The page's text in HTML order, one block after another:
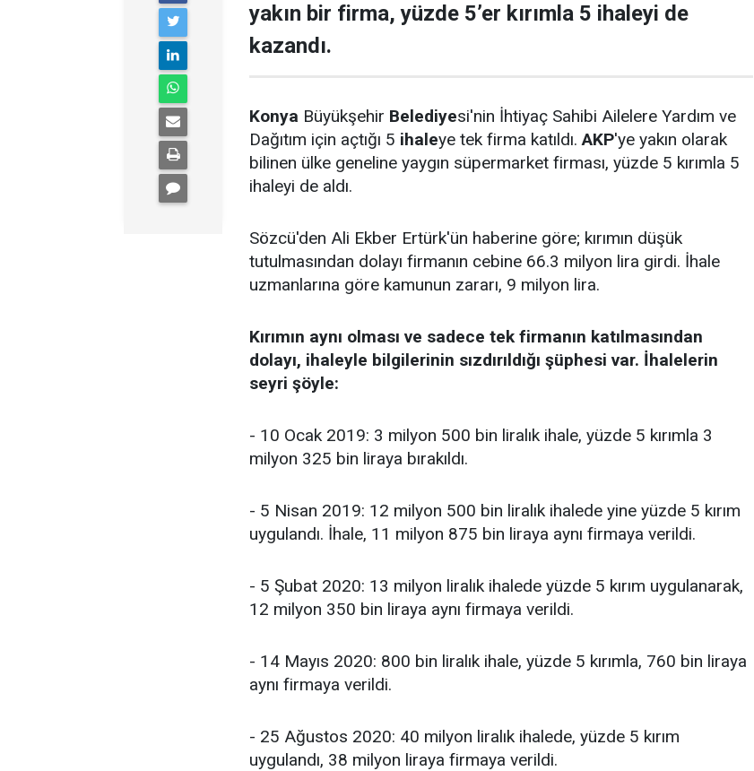
yakın bir firma, yüzde 5’er kırımla 5 ihaleyi de
kazandı.
Konya Büyükşehir Belediyesi'nin İhtiyaç Sahibi Ailelere Yardım ve
Dağıtım için açtığı 5 ihaleye tek firma katıldı.AKP'ye yakın olarak
bilinen ülke geneline yaygın süpermarket firması, yüzde 5 kırımla 5
ihaleyi de aldı.
Sözcü'den Ali Ekber Ertürk'ün haberine göre; kırımın düşük
tutulmasından dolayı firmanın cebine 66.3 milyon lira girdi. İhale
uzmanlarına göre kamunun zararı, 9 milyon lira.
Kırımın aynı olması ve sadece tek firmanın katılmasından
dolayı, ihaleyle bilgilerinin sızdırıldığı şüphesi var. İhalelerin
seyri şöyle:
- 10 Ocak 2019: 3 milyon 500 bin liralık ihale, yüzde 5 kırımla 3
milyon 325 bin liraya bırakıldı.
- 5 Nisan 2019: 12 milyon 500 bin liralık ihalede yine yüzde 5 kırım
uygulandı. İhale, 11 milyon 875 bin liraya aynı firmaya verildi.
- 5 Şubat 2020: 13 milyon liralık ihalede yüzde 5 kırım uygulanarak,
12 milyon 350 bin liraya aynı firmaya verildi.
- 14 Mayıs 2020: 800 bin liralık ihale, yüzde 5 kırımla, 760 bin liraya
aynı firmaya verildi.
- 25 Ağustos 2020: 40 milyon liralık ihalede, yüzde 5 kırım
uygulandı, 38 milyon liraya firmaya verildi.